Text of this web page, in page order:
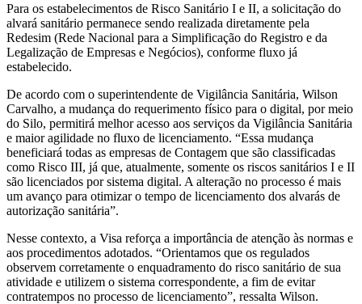
Para os estabelecimentos de Risco Sanitário I e II, a solicitação do
alvará sanitário permanece sendo realizada diretamente pela
Redesim (Rede Nacional para a Simplificação do Registro e da
Legalização de Empresas e Negócios), conforme fluxo já
estabelecido.
De acordo com o superintendente de Vigilância Sanitária, Wilson
Carvalho, a mudança do requerimento físico para o digital, por meio
do Silo, permitirá melhor acesso aos serviços da Vigilância Sanitária
e maior agilidade no fluxo de licenciamento. “Essa mudança
beneficiará todas as empresas de Contagem que são classificadas
como Risco III, já que, atualmente, somente os riscos sanitários I e II
são licenciados por sistema digital. A alteração no processo é mais
um avanço para otimizar o tempo de licenciamento dos alvarás de
autorização sanitária”.
Nesse contexto, a Visa reforça a importância de atenção às normas e
aos procedimentos adotados. “Orientamos que os regulados
observem corretamente o enquadramento do risco sanitário de sua
atividade e utilizem o sistema correspondente, a fim de evitar
contratempos no processo de licenciamento”, ressalta Wilson.